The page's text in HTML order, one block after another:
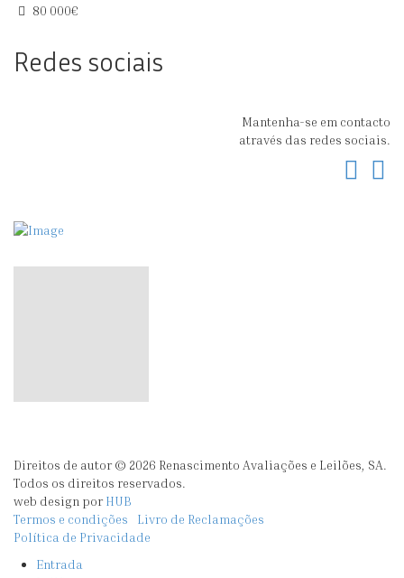
80 000€
Redes sociais
Mantenha-se em contacto
através das redes sociais.
Direitos de autor © 2026 Renascimento Avaliações e Leilões, SA.
Todos os direitos reservados.
web design por HUB
Termos e condições
Livro de Reclamações
Política de Privacidade
Entrada